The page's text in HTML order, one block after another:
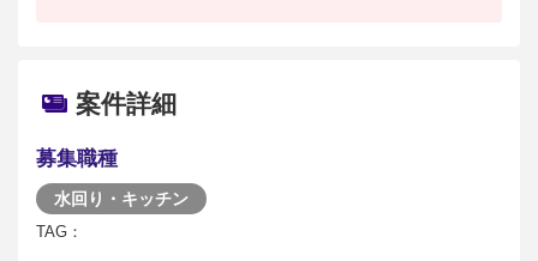
案件詳細
募集職種
水回り・キッチン
TAG：